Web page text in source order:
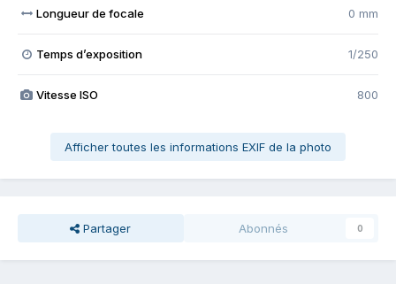
Longueur de focale 0 mm
Temps d’exposition 1/250
Vitesse ISO 800
Afficher toutes les informations EXIF de la photo
Partager Abonnés 0